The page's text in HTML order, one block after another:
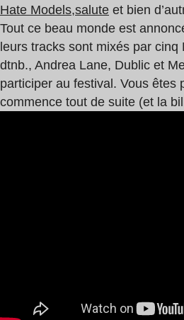
Hate Models,salute et bien
Tout ce beau monde est
leurs tracks sont mixés par
dtnb., Andrea Lane, Dublic et
participer au festival. Vous êtes
commence tout de suite (et la